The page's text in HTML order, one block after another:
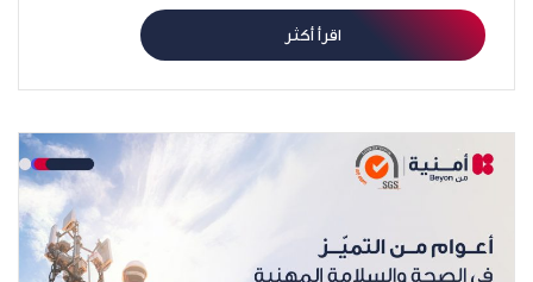
اقرأ أكثر